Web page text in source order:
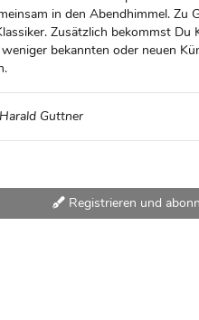
in den Abendhimmel. Zu
Zusätzlich bekommst
bekannten oder neuen
Guttner
Registrieren und